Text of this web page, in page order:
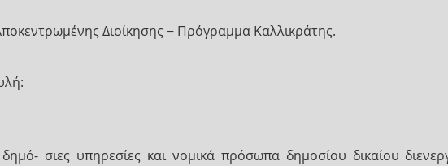
Διοίκησης − Πρόγραμμα Καλλικράτης.
σιες υπηρεσίες και νομικά πρόσωπα δημοσίου δικαίου